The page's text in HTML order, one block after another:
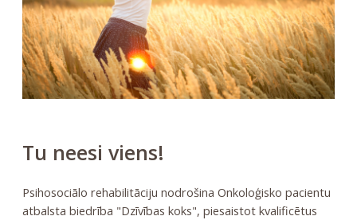
Tu neesi viens!
Psihosociālo rehabilitāciju nodrošina Onkoloģisko pacientu
atbalsta biedrība "Dzīvības koks", piesaistot kvalificētus